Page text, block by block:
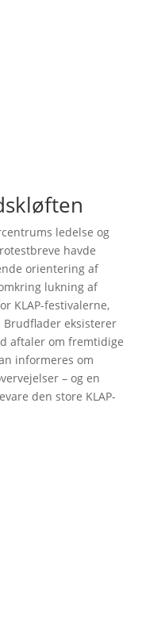
ledelse og
havde
orientering af
lukning af
KLAP-festivalerne,
eksisterer
aftaler om fremtidige
informeres om
– og en
den store KLAP-